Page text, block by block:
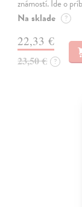
známostí. Ide o
Na sklade ?
22,33 €
23,50 € ?